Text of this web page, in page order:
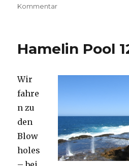
Kommentarzu
Hamelin Pool
Wir
fahre
n zu
den
Blow
holes